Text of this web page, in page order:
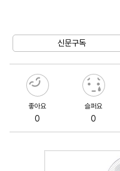
신문구독
좋아요
0
슬퍼요
0